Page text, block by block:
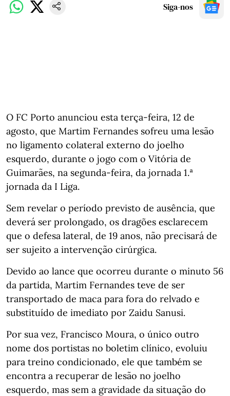
Siga-nos
O FC Porto anunciou esta terça-feira, 12 de
agosto, que Martim Fernandes sofreu uma lesão
no ligamento colateral externo do joelho
esquerdo, durante o jogo com o Vitória de
Guimarães, na segunda-feira, da jornada 1.ª
jornada da I Liga.
Sem revelar o período previsto de ausência, que
deverá ser prolongado, os dragões esclarecem
que o defesa lateral, de 19 anos, não precisará de
ser sujeito a intervenção cirúrgica.
Devido ao lance que ocorreu durante o minuto 56
da partida, Martim Fernandes teve de ser
transportado de maca para fora do relvado e
substituído de imediato por Zaidu Sanusi.
Por sua vez, Francisco Moura, o único outro
nome dos portistas no boletim clínico, evoluiu
para treino condicionado, ele que também se
encontra a recuperar de lesão no joelho
esquerdo, mas sem a gravidade da situação do